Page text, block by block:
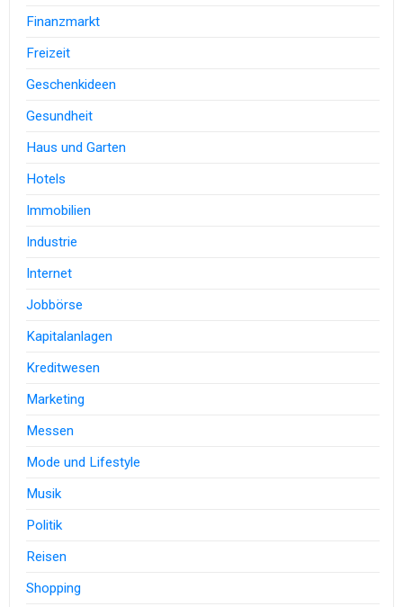
Finanzmarkt
Freizeit
Geschenkideen
Gesundheit
Haus und Garten
Hotels
Immobilien
Industrie
Internet
Jobbörse
Kapitalanlagen
Kreditwesen
Marketing
Messen
Mode und Lifestyle
Musik
Politik
Reisen
Shopping